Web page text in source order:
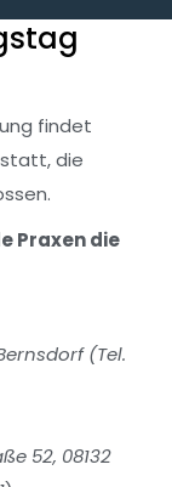
findet
die
Praxen die
(Tel.
52, 08132